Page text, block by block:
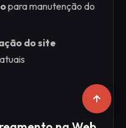
para manutenção do
do site